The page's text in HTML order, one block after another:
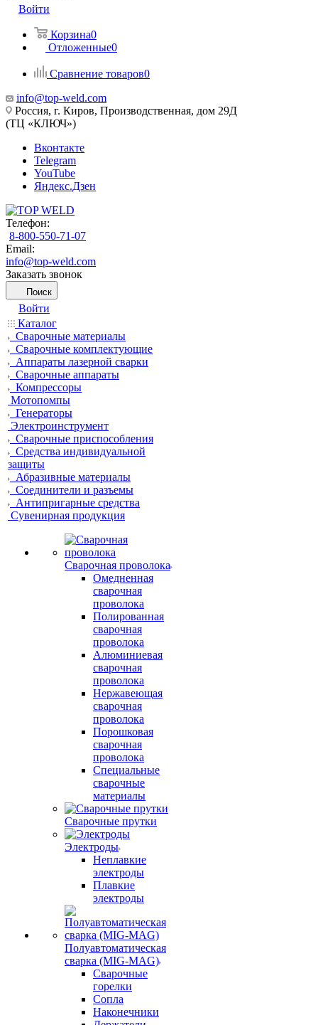
Войти
Корзина0
Отложенные0
Сравнение товаров0
info@top-weld.com
Россия, г. Киров, Производственная, дом 29Д
(ТЦ «КЛЮЧ»)
Вконтакте
Telegram
YouTube
Яндекс.Дзен
Телефон:
8-800-550-71-07
Email:
info@top-weld.com
Заказать звонок
Поиск
Войти
Каталог
Сварочные материалы
Сварочные комплектующие
Аппараты лазерной сварки
Сварочные аппараты
Компрессоры
Мотопомпы
Генераторы
Электроинструмент
Сварочные приспособления
Средства индивидуальной
защиты
Абразивные материалы
Соединители и разъемы
Антипригарные средства
Сувенирная продукция
Сварочная проволока
Омедненная
сварочная
проволока
Полированная
сварочная
проволока
Алюминиевая
сварочная
проволока
Нержавеющая
сварочная
проволока
Порошковая
сварочная
проволока
Специальные
сварочные
материалы
Сварочные прутки
Электроды
Неплавкие
электроды
Плавкие
электроды
Полуавтоматическая
сварка (MIG-MAG)
Сварочные
горелки
Сопла
Наконечники